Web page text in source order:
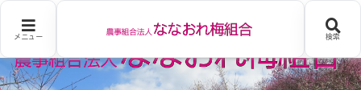
メニュー 検索